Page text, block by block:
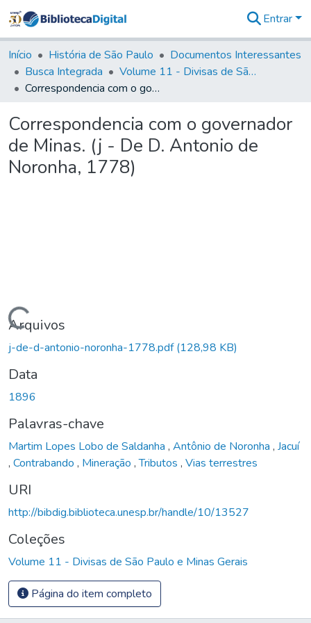
&
Coleções
Tudo na
Biblioteca
Estatísticas
Entrar
Início História de São Paulo
Documentos Interessantes
Busca Integrada
Volume 11 - Divisas de São Paulo e Minas Gerais
Correspondencia com o governador de Minas. (j - De D. Antonio de Noronha, 1778)
Correspondencia com o governador
de Minas. (j - De D. Antonio de
Noronha, 1778)
Carregando...
Arquivos
j-de-d-antonio-noronha-1778.pdf(128,98 KB)
Data
1896
Palavras-chave
Martim Lopes Lobo de Saldanha , Antônio de Noronha , Jacuí
, Contrabando , Mineração ,Tributos , Vias terrestres
URI
http://bibdig.biblioteca.unesp.br/handle/10/13527
Coleções
Volume 11 - Divisas de São Paulo e Minas Gerais
Página do item completo